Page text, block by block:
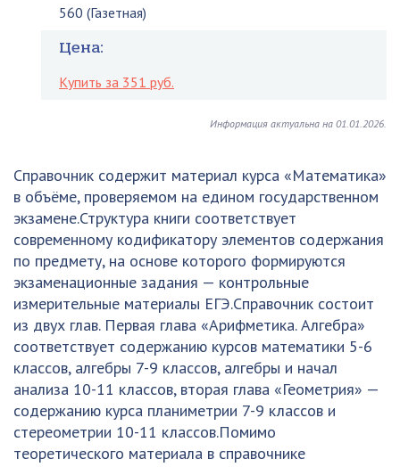
560 (Газетная)
Цена:
Купить за 351 руб.
Информация актуальна на 01.01.2026.
Справочник содержит материал курса «Математика»
в объёме, проверяемом на едином государственном
экзамене.Структура книги соответствует
современному кодификатору элементов содержания
по предмету, на основе которого формируются
экзаменационные задания — контрольные
измерительные материалы ЕГЭ.Справочник состоит
из двух глав. Первая глава «Арифметика. Алгебра»
соответствует содержанию курсов математики 5-6
классов, алгебры 7-9 классов, алгебры и начал
анализа 10-11 классов, вторая глава «Геометрия» —
содержанию курса планиметрии 7-9 классов и
стереометрии 10-11 классов.Помимо
теоретического материала в справочнике